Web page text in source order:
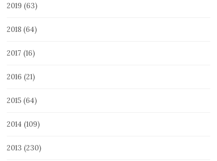
2019 (63)
2018 (64)
2017 (16)
2016 (21)
2015 (64)
2014 (109)
2013 (230)